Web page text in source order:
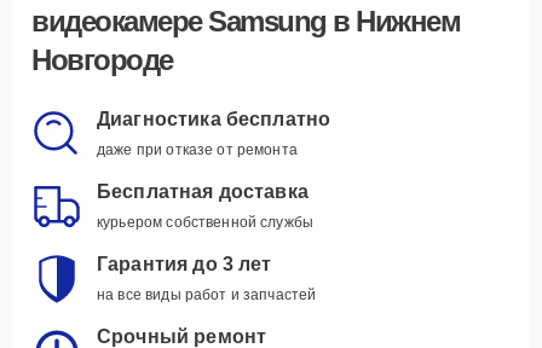
видеокамере Samsung в Нижнем
Новгороде
Диагностика бесплатно
даже при отказе от ремонта
Бесплатная доставка
курьером собственной службы
Гарантия до 3 лет
на все виды работ и запчастей
Срочный ремонт